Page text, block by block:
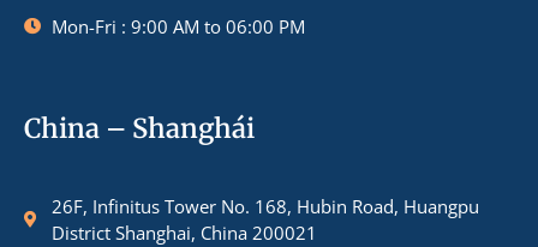
Mon-Fri : 9:00 AM to 06:00 PM
China – Shanghái
26F, Infinitus Tower No. 168, Hubin Road, Huangpu
District Shanghai, China 200021